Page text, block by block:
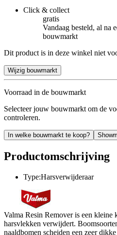
Click & collect
gratis
Vandaag besteld, al na
bouwmarkt
Dit product is in deze winkel niet
Wijzig bouwmarkt
Voorraad in de bouwmarkt
Selecteer jouw bouwmarkt om de
controleren.
In welke bouwmarkt te koop?
Productomschrijving
Type:Harsverwijderaar
Valma Resin Remover is een kleine
harsvlekken verwijdert.
naaldbomen scheiden een zeer